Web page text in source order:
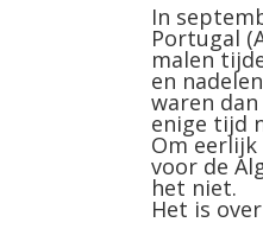
In
Portugal
malen
en
waren
enige tijd
Om
voor de
het niet.
Het is